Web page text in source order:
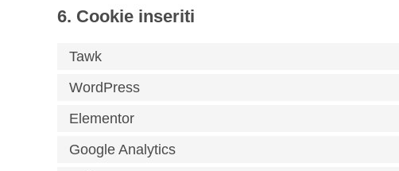
6. Cookie inseriti
Tawk
WordPress
Elementor
Google Analytics